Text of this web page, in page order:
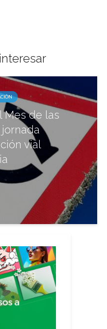
Mes de las
vial